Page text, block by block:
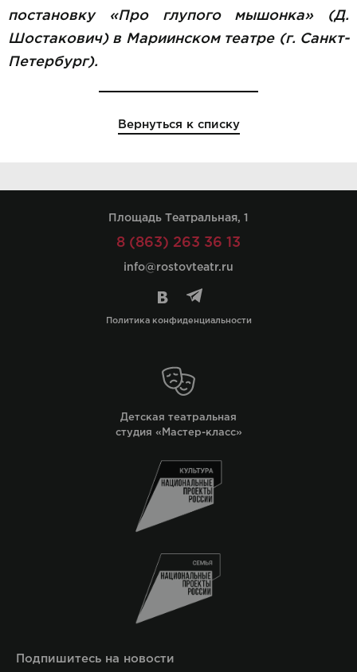
постановку «Про глупого мышонка» (Д.
Шостакович) в Мариинском театре (г. Санкт-
Петербург).
Вернуться к списку
Площадь Театральная, 1
8 (863) 263 36 13
info@rostovteatr.ru
Политика конфиденциальности
Детская театральная
студия «Мастер-класс»
Подпишитесь на новости